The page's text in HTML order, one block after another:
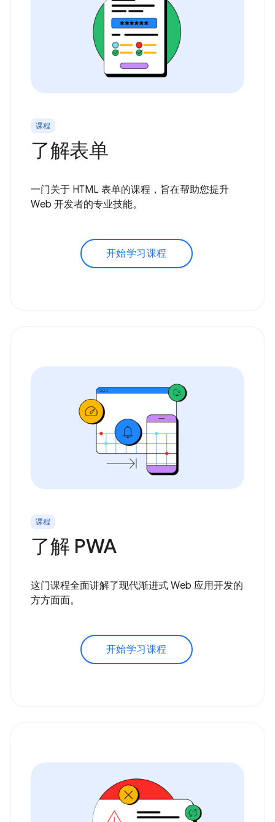
课程
了解表单
一门关于 HTML 表单的课程，旨在帮助您提升
Web 开发者的专业技能。
开始学习课程
课程
了解 PWA
这门课程全面讲解了现代渐进式 Web 应用开发的
方方面面。
开始学习课程